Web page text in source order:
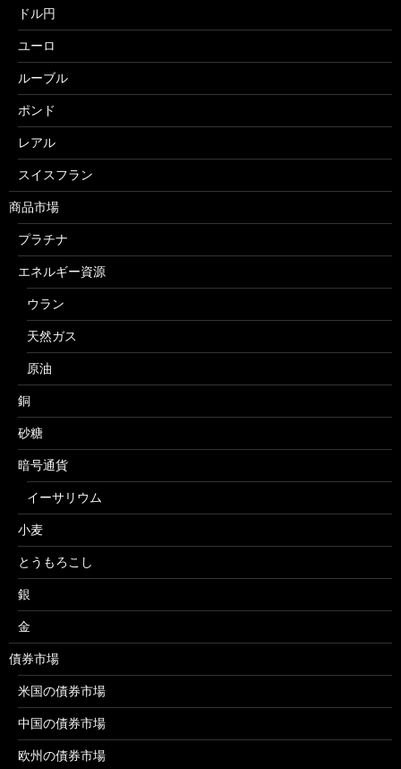
ドル円
ユーロ
ルーブル
ポンド
レアル
スイスフラン
商品市場
プラチナ
エネルギー資源
ウラン
天然ガス
原油
銅
砂糖
暗号通貨
イーサリウム
小麦
とうもろこし
銀
金
債券市場
米国の債券市場
中国の債券市場
欧州の債券市場